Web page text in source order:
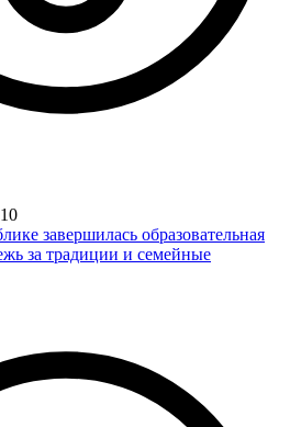
завершилась образовательная
за традиции и семейные